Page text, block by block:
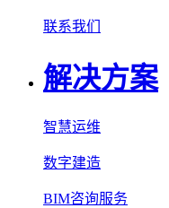
联系我们
解决方案
智慧运维
数字建造
BIM咨询服务